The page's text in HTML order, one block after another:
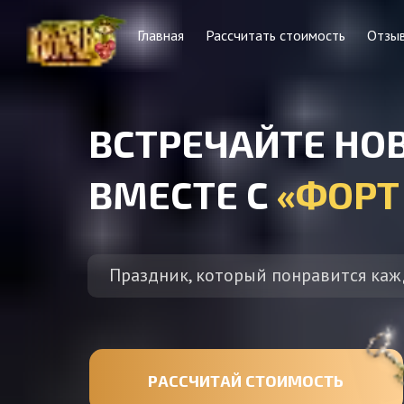
Главная Рассчитать стоимость
РАССЧИТАЙ СТОИМОСТЬ
Праздник, который понравится
ВСТРЕЧАЙТЕ
ВМЕСТЕ С